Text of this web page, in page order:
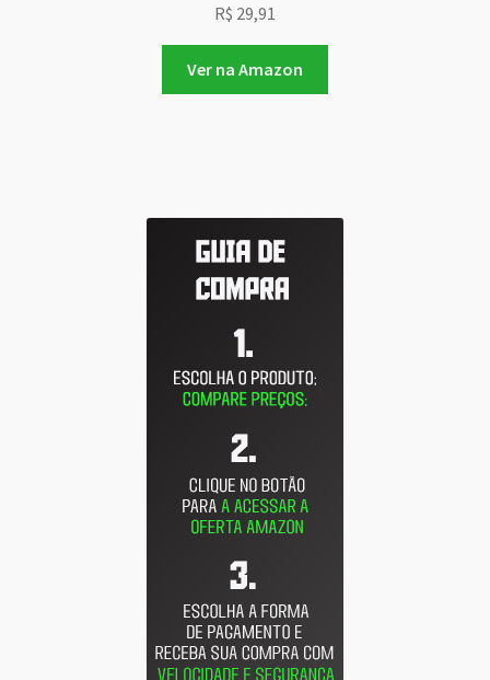
R$ 29,91
Ver na Amazon